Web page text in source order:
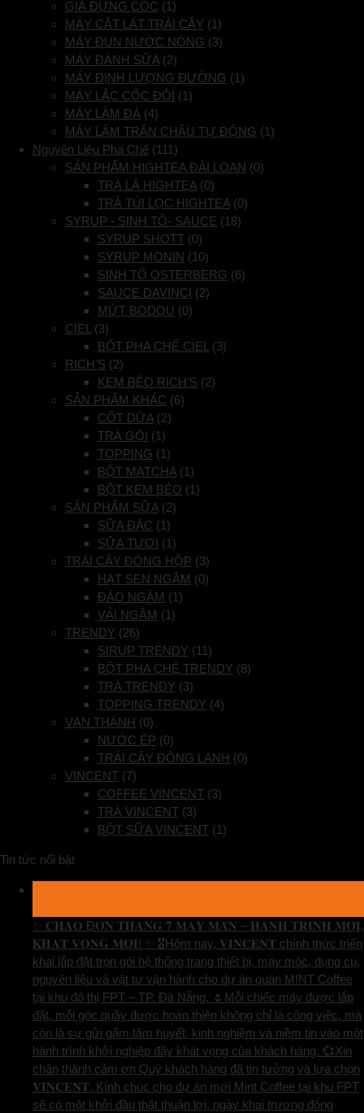
GIÁ ĐỰNG CỐC (1)
MÁY CẮT LÁT TRÁI CÂY (1)
MÁY ĐUN NƯỚC NÓNG (3)
MÁY ĐÁNH SỮA (2)
MÁY ĐỊNH LƯỢNG ĐƯỜNG (1)
MÁY LẮC CỐC ĐÔI (1)
MÁY LÀM ĐÁ (4)
MÁY LÀM TRÂN CHÂU TỰ ĐỘNG (1)
Nguyên Liệu Pha Chế (111)
SẢN PHẨM HIGHTEA ĐÀI LOAN (0)
TRÀ LÁ HIGHTEA (0)
TRÀ TÚI LỌC HIGHTEA (0)
SYRUP - SINH TỐ- SAUCE (18)
SYRUP SHOTT (0)
SYRUP MONIN (10)
SINH TỐ OSTERBERG (6)
SAUCE DAVINCI (2)
MỨT BODOU (0)
CIEL (3)
BỘT PHA CHẾ CIEL (3)
RICH'S (2)
KEM BÉO RICH'S (2)
SẢN PHẨM KHÁC (6)
CỐT DỪA (2)
TRÀ GÓI (1)
TOPPING (1)
BỘT MATCHA (1)
BỘT KEM BÉO (1)
SẢN PHẨM SỮA (2)
SỮA ĐẶC (1)
SỮA TƯƠI (1)
TRÁI CÂY ĐÓNG HỘP (3)
HẠT SEN NGÂM (0)
ĐÀO NGÂM (1)
VẢI NGÂM (1)
TRENDY (26)
SIRUP TRENDY (11)
BỘT PHA CHẾ TRENDY (8)
TRÀ TRENDY (3)
TOPPING TRENDY (4)
VẠN THÀNH (0)
NƯỚC ÉP (0)
TRÁI CÂY ĐÔNG LẠNH (0)
VINCENT (7)
COFFEE VINCENT (3)
TRÀ VINCENT (3)
BỘT SỮA VINCENT (1)
Tin tức nổi bật
✨ 𝐂𝐇𝐀̀𝐎 Đ𝐎́𝐍 𝐓𝐇𝐀́𝐍𝐆 𝟕 𝐌𝐀𝐘 𝐌𝐀̆́𝐍 – 𝐇𝐀̀𝐍𝐇 𝐓𝐑𝐈̀𝐍𝐇 𝐌𝐎̛́𝐈,
𝐊𝐇𝐀́𝐓 𝐕𝐎̣𝐍𝐆 𝐌𝐎̛́𝐈! ✨ 🎖️Hôm nay, 𝐕𝐈𝐍𝐂𝐄𝐍𝐓 chính thức triển
khai lắp đặt trọn gói hệ thống trang thiết bị, máy móc, dụng cụ,
nguyên liệu và vật tư vận hành cho dự án quán MINT Coffee
tại khu đô thị FPT – TP. Đà Nẵng. 🌷Mỗi chiếc máy được lắp
đặt, mỗi góc quầy được hoàn thiện không chỉ là công việc, mà
còn là sự gửi gắm tâm huyết, kinh nghiệm và niềm tin vào một
hành trình khởi nghiệp đầy khát vọng của khách hàng. 💞Xin
chân thành cảm ơn Quý khách hàng đã tin tưởng và lựa chọn
𝐕𝐈𝐍𝐂𝐄𝐍𝐓. Kính chúc cho dự án mới Mint Coffee tại khu FPT
sẽ có một khởi đầu thật thuận lợi, ngày khai trương đông